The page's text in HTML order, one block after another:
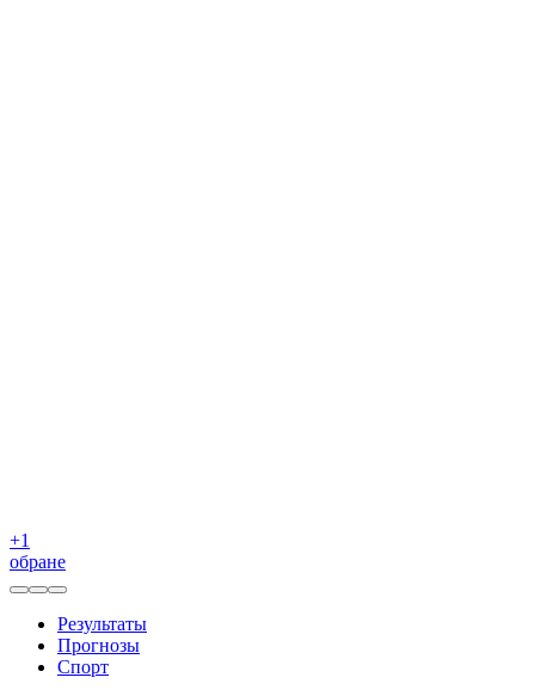
+1
обране
Результаты
Прогнозы
Спорт